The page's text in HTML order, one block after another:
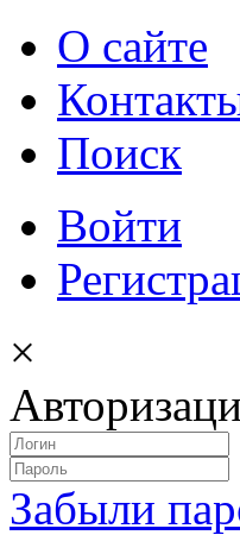
О сайте
Поиск
Войти
×
Забыли